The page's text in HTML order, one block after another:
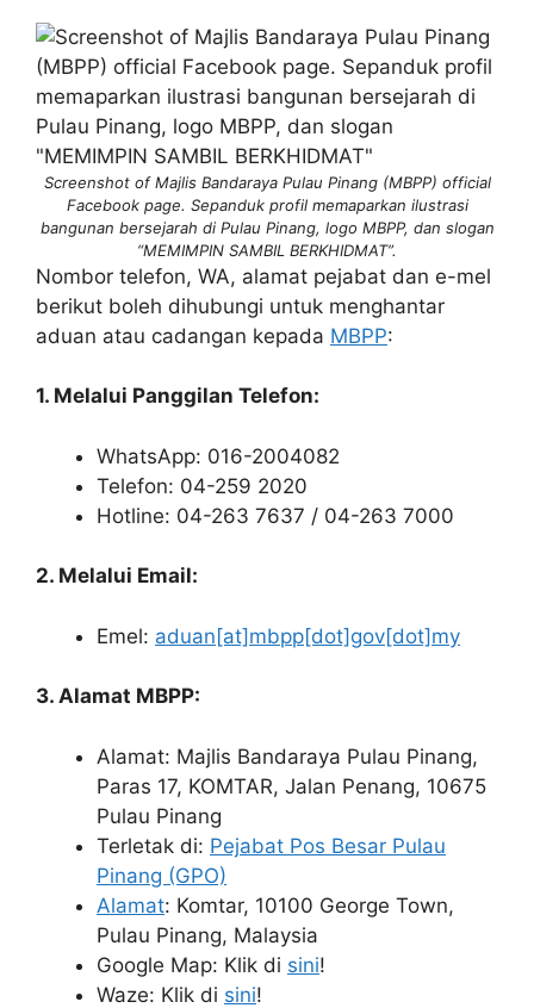
Screenshot of Majlis Bandaraya Pulau Pinang (MBPP) official
Facebook page. Sepanduk profil memaparkan ilustrasi
bangunan bersejarah di Pulau Pinang, logo MBPP, dan slogan
“MEMIMPIN SAMBIL BERKHIDMAT”.
Nombor telefon, WA, alamat pejabat dan e-mel
berikut boleh dihubungi untuk menghantar
aduan atau cadangan kepada MBPP:
1. Melalui Panggilan Telefon:
WhatsApp: 016-2004082
Telefon: 04-259 2020
Hotline: 04-263 7637 / 04-263 7000
2. Melalui Email:
Emel: aduan[at]mbpp[dot]gov[dot]my
3. Alamat MBPP:
Alamat: Majlis Bandaraya Pulau Pinang,
Paras 17, KOMTAR, Jalan Penang, 10675
Pulau Pinang
Terletak di: Pejabat Pos Besar Pulau
Pinang (GPO)
Alamat: Komtar, 10100 George Town,
Pulau Pinang, Malaysia
Google Map: Klik di sini!
Waze: Klik di sini!